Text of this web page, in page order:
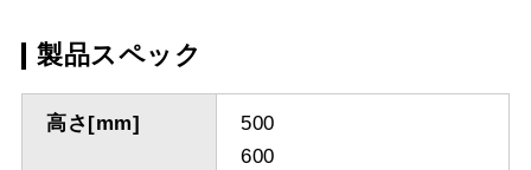
製品スペック
高さ[mm]
500
600